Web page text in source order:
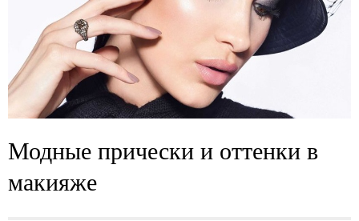
Модные прически и оттенки в
макияже